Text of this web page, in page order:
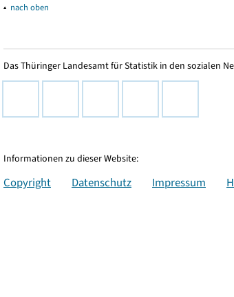
▴ nach oben
Das Thüringer Landesamt für Statistik in den sozialen
Informationen zu dieser Website:
Copyright Datenschutz Impressum